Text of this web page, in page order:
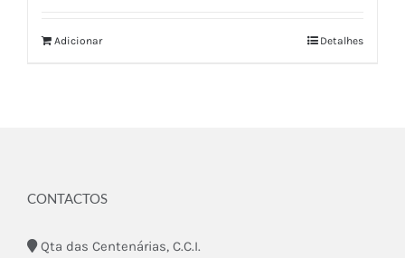
Adicionar Detalhes
CONTACTOS
Qta das Centenárias, C.C.I.